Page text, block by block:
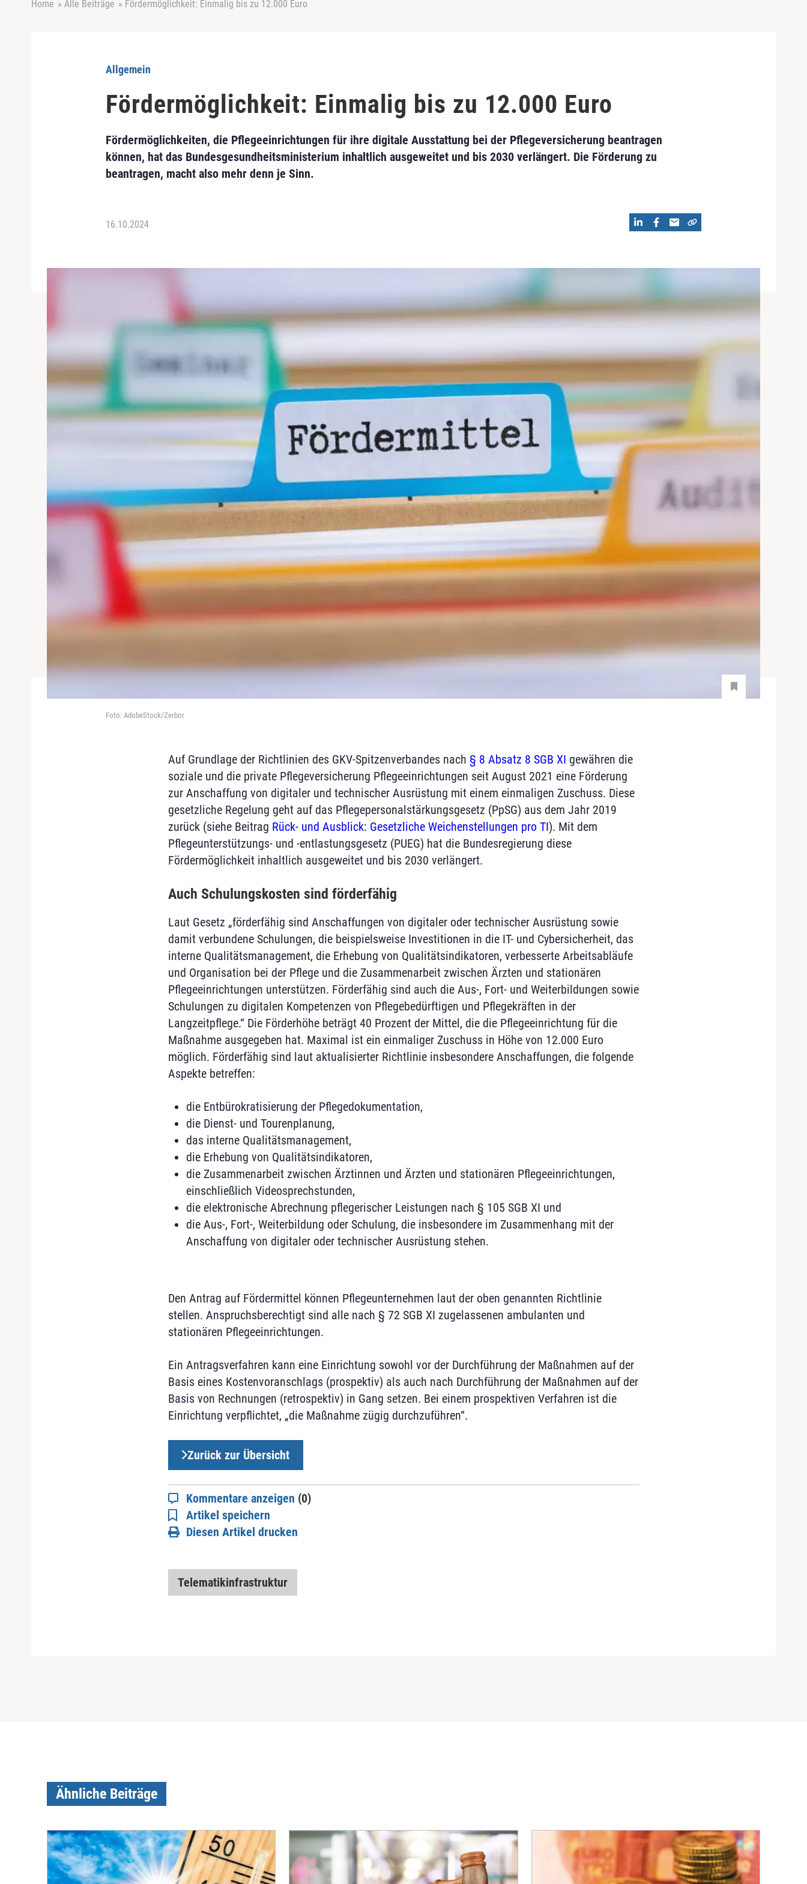
Home » Alle Beiträge » Fördermöglichkeit: Einmalig bis zu 12.000 Euro
Allgemein
Fördermöglichkeit: Einmalig bis zu 12.000 Euro
Fördermöglichkeiten, die Pflegeeinrichtungen für ihre digitale Ausstattung bei der Pflegeversicherung beantragen
können, hat das Bundesgesundheitsministerium inhaltlich ausgeweitet und bis 2030 verlängert. Die Förderung zu
beantragen, macht also mehr denn je Sinn.
16.10.2024
Foto: AdobeStock/Zerbor
Auf Grundlage der Richtlinien des GKV-Spitzenverbandes nach § 8 Absatz 8 SGB XI gewähren die
soziale und die private Pflegeversicherung Pflegeeinrichtungen seit August 2021 eine Förderung
zur Anschaffung von digitaler und technischer Ausrüstung mit einem einmaligen Zuschuss. Diese
gesetzliche Regelung geht auf das Pflegepersonalstärkungsgesetz (PpSG) aus dem Jahr 2019
zurück (siehe Beitrag Rück- und Ausblick: Gesetzliche Weichenstellungen pro TI). Mit dem
Pflegeunterstützungs- und -entlastungsgesetz (PUEG) hat die Bundesregierung diese
Fördermöglichkeit inhaltlich ausgeweitet und bis 2030 verlängert.
Auch Schulungskosten sind förderfähig
Laut Gesetz „förderfähig sind Anschaffungen von digitaler oder technischer Ausrüstung sowie
damit verbundene Schulungen, die beispielsweise Investitionen in die IT- und Cybersicherheit, das
interne Qualitätsmanagement, die Erhebung von Qualitätsindikatoren, verbesserte Arbeitsabläufe
und Organisation bei der Pflege und die Zusammenarbeit zwischen Ärzten und stationären
Pflegeeinrichtungen unterstützen. Förderfähig sind auch die Aus-, Fort- und Weiterbildungen sowie
Schulungen zu digitalen Kompetenzen von Pflegebedürftigen und Pflegekräften in der
Langzeitpflege.“ Die Förderhöhe beträgt 40 Prozent der Mittel, die die Pflegeeinrichtung für die
Maßnahme ausgegeben hat. Maximal ist ein einmaliger Zuschuss in Höhe von 12.000 Euro
möglich. Förderfähig sind laut aktualisierter Richtlinie insbesondere Anschaffungen, die folgende
Aspekte betreffen:
die Entbürokratisierung der Pflegedokumentation,
die Dienst- und Tourenplanung,
das interne Qualitätsmanagement,
die Erhebung von Qualitätsindikatoren,
die Zusammenarbeit zwischen Ärztinnen und Ärzten und stationären Pflegeeinrichtungen,
einschließlich Videosprechstunden,
die elektronische Abrechnung pflegerischer Leistungen nach § 105 SGB XI und
die Aus-, Fort-, Weiterbildung oder Schulung, die insbesondere im Zusammenhang mit der
Anschaffung von digitaler oder technischer Ausrüstung stehen.
Den Antrag auf Fördermittel können Pflegeunternehmen laut der oben genannten Richtlinie
stellen. Anspruchsberechtigt sind alle nach § 72 SGB XI zugelassenen ambulanten und
stationären Pflegeeinrichtungen.
Ein Antragsverfahren kann eine Einrichtung sowohl vor der Durchführung der Maßnahmen auf der
Basis eines Kostenvoranschlags (prospektiv) als auch nach Durchführung der Maßnahmen auf der
Basis von Rechnungen (retrospektiv) in Gang setzen. Bei einem prospektiven Verfahren ist die
Einrichtung verpflichtet, „die Maßnahme zügig durchzuführen“.
Zurück zur Übersicht
Kommentare anzeigen (0)
Artikel speichern
Diesen Artikel drucken
Telematikinfrastruktur
Ähnliche Beiträge